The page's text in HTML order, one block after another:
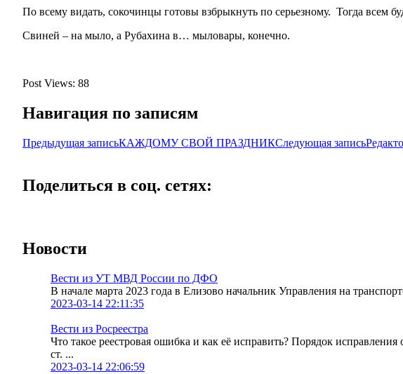
По всему видать, сокочинцы готовы взбрыкнуть по серьезному. Тогда всем
Свиней – на мыло, а Рубахина в… мыловары, конечно.
Post Views: 88
Навигация по записям
Предыдущая записьКАЖДОМУ СВОЙ ПРАЗДНИКСледующая запись
Поделиться в соц. сетях:
Новости
Вести из УТ МВД России по ДФО
В начале марта 2023 года в Елизово начальник Управления на
2023-03-14 22:11:35
Вести из Росреестра
Что такое реестровая ошибка и как её исправить? Порядок
ст. ...
2023-03-14 22:06:59